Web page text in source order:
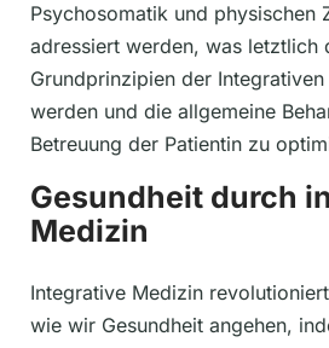
Psychosomatik und physischen
adressiert werden, was letztlich
Grundprinzipien der
werden und die allgemeine
Betreuung der Patientin zu
Gesundheit durch
Medizin
Integrative Medizin
wie wir Gesundheit angehen,